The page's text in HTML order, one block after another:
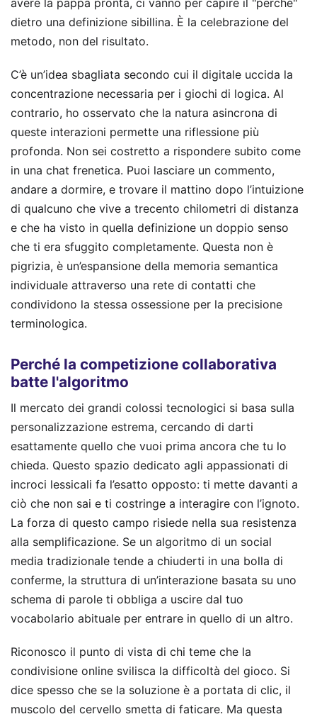
avere la pappa pronta, ci vanno per capire il "perché"
dietro una definizione sibillina. È la celebrazione del
metodo, non del risultato.
C’è un’idea sbagliata secondo cui il digitale uccida la
concentrazione necessaria per i giochi di logica. Al
contrario, ho osservato che la natura asincrona di
queste interazioni permette una riflessione più
profonda. Non sei costretto a rispondere subito come
in una chat frenetica. Puoi lasciare un commento,
andare a dormire, e trovare il mattino dopo l’intuizione
di qualcuno che vive a trecento chilometri di distanza
e che ha visto in quella definizione un doppio senso
che ti era sfuggito completamente. Questa non è
pigrizia, è un’espansione della memoria semantica
individuale attraverso una rete di contatti che
condividono la stessa ossessione per la precisione
terminologica.
Perché la competizione collaborativa
batte l'algoritmo
Il mercato dei grandi colossi tecnologici si basa sulla
personalizzazione estrema, cercando di darti
esattamente quello che vuoi prima ancora che tu lo
chieda. Questo spazio dedicato agli appassionati di
incroci lessicali fa l’esatto opposto: ti mette davanti a
ciò che non sai e ti costringe a interagire con l’ignoto.
La forza di questo campo risiede nella sua resistenza
alla semplificazione. Se un algoritmo di un social
media tradizionale tende a chiuderti in una bolla di
conferme, la struttura di un’interazione basata su uno
schema di parole ti obbliga a uscire dal tuo
vocabolario abituale per entrare in quello di un altro.
Riconosco il punto di vista di chi teme che la
condivisione online svilisca la difficoltà del gioco. Si
dice spesso che se la soluzione è a portata di clic, il
muscolo del cervello smetta di faticare. Ma questa